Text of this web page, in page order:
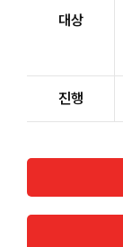
대상
진행